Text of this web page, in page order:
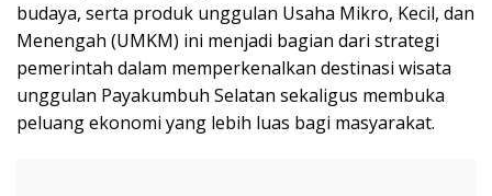
budaya, serta produk unggulan Usaha Mikro, Kecil, dan
Menengah (UMKM) ini menjadi bagian dari strategi
pemerintah dalam memperkenalkan destinasi wisata
unggulan Payakumbuh Selatan sekaligus membuka
peluang ekonomi yang lebih luas bagi masyarakat.